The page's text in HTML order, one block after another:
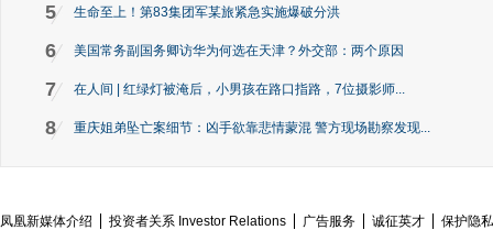
5 生命至上！第83集团军某旅紧急实施爆破分洪
6 美国常务副国务卿访华为何选在天津？外交部：两个原因
7 在人间 | 红绿灯被淹后，小男孩在路口指路，7位摄影师...
8 重庆姐弟坠亡案细节：凶手欲靠悲情蒙混 警方现场勘察发现...
凤凰新媒体介绍 投资者关系 Investor Relations 广告服务 诚征英才
保护隐